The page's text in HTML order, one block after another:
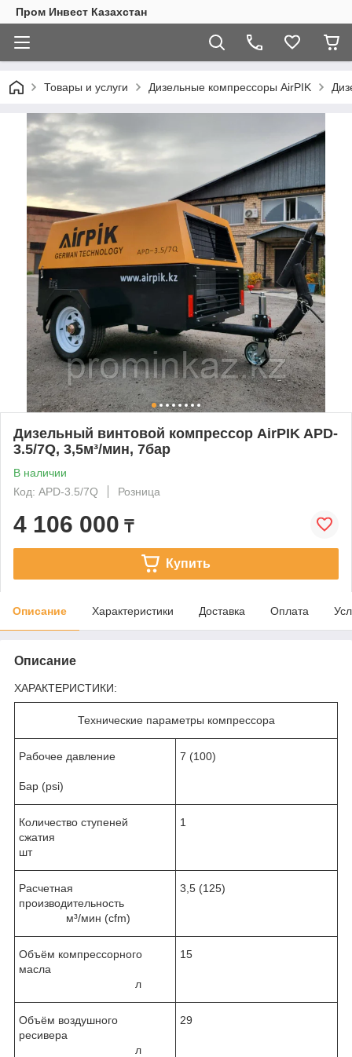
Пром Инвест Казахстан
Товары и услуги Дизельные компрессоры AirPIK
Дизельный винтовой компрессор AirPIK APD-
3.5/7Q, 3,5м³/мин, 7бар
В наличии
Код: APD-3.5/7Q
Розница
4 106 000 ₸
Купить
Описание Характеристики Доставка Оплата
Описание
ХАРАКТЕРИСТИКИ:
Технические параметры компрессора
Рабочее давление
Бар (psi)
7 (100)
Количество ступеней
сжатия
шт
1
Расчетная
производительность
м³/мин (cfm)
3,5 (125)
Объём компрессорного
масла
л
15
Объём воздушного
ресивера
л
29